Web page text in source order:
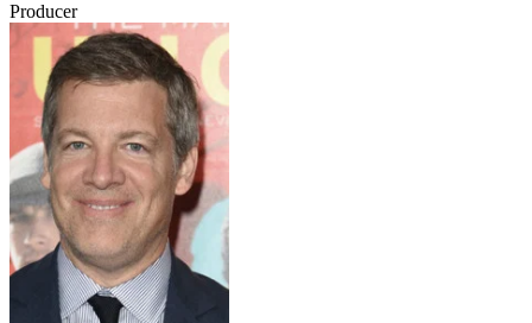
Producer